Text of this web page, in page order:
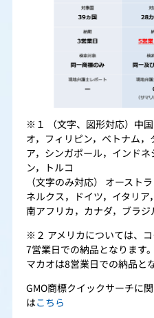
※１ （文字、図形対応）中
オ，フィリピン，ベトナム
ア，シンガポール，インド
ン，トルコ
（文字のみ対応） オース
ネルクス，ドイツ，イタリ
南アフリカ，カナダ，ブラ
※２ アメリカについては、
7営業日での納品となります。
マカオは8営業日での納品と
GMO商標クイックサーチに
はこちら